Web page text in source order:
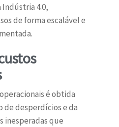
4.0,
de forma escalável e
é obtida
de desperdícios e da
inesperadas que